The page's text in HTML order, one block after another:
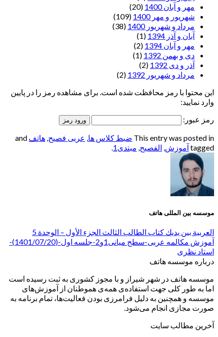
مهر و آبان 1400
(20)
شهریور و مهر 1400
(109)
مرداد و شهریور 1400
(38)
آبان و آذر 1394
(1)
مهر و آبان 1394
(2)
دی و بهمن 1392
(1)
آذر و دی 1392
(2)
مرداد و شهریور 1392
(2)
این محتوا با رمز محافظت شده است. برای مشاهده رمز را در پایین
وارد نمایید:
رمز عبور:
This entry was posted in ضبط کلاس ها, عربی فصیح, هاتف and
tagged آموزش, الفصيح, مبتدی1 .
موسسه بین المللی هاتف
العربیة بین یدیك کتاب الطالب الثالث الجزء الأول – الوحدة 5
آموزش مکالمه عربی-سطح میانی1و2-جلسه اول-(1401/07/20)-
استاد نظری
درباره موسسه هاتف
موسسه هاتف در شهر شیراز و با مجوز کشوری به ثبت رسیده است
اما به طور کلی جهت استفاده‌ی همه‌ی هموطنان از آموزش‌های
موسسه و همچنین به دلیل فرامرزی بودن فعالیت‌ها، تمام برنامه به
صورت مجازی انجام می‌شود.
آخرین مطالب سایت